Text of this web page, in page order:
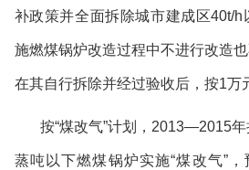
补政策并全面拆除城市建成区40t/h
施燃煤锅炉改造过程中不进行改造
在其自行拆除并经过验收后，按1万
按“煤改气”计划， 2013—2015年
蒸吨以下燃煤锅炉实施“煤改气”，